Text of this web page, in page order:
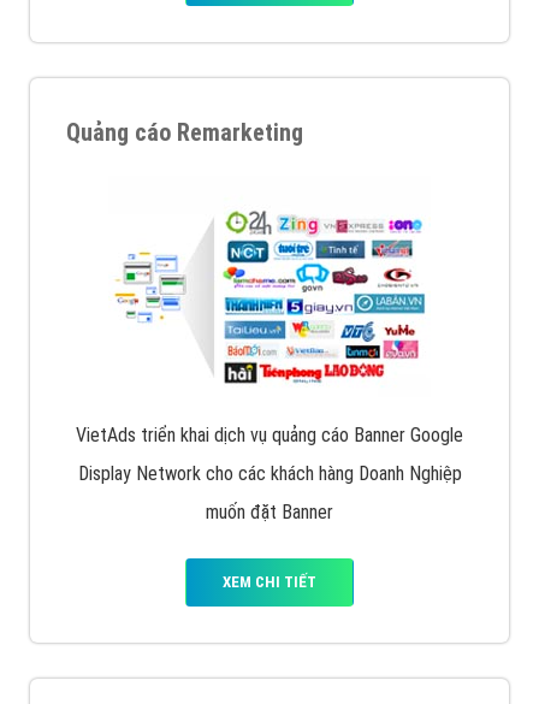
Quảng cáo Remarketing
VietAds triển khai dịch vụ quảng cáo Banner Google
Display Network cho các khách hàng Doanh Nghiệp
muốn đặt Banner
XEM CHI TIẾT